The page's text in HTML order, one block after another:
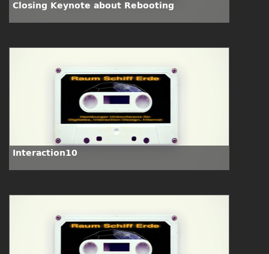
Closing Keynote about Rebooting
Interaction10